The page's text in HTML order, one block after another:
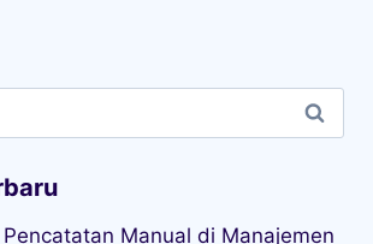
Pencatatan Manual di Manajemen